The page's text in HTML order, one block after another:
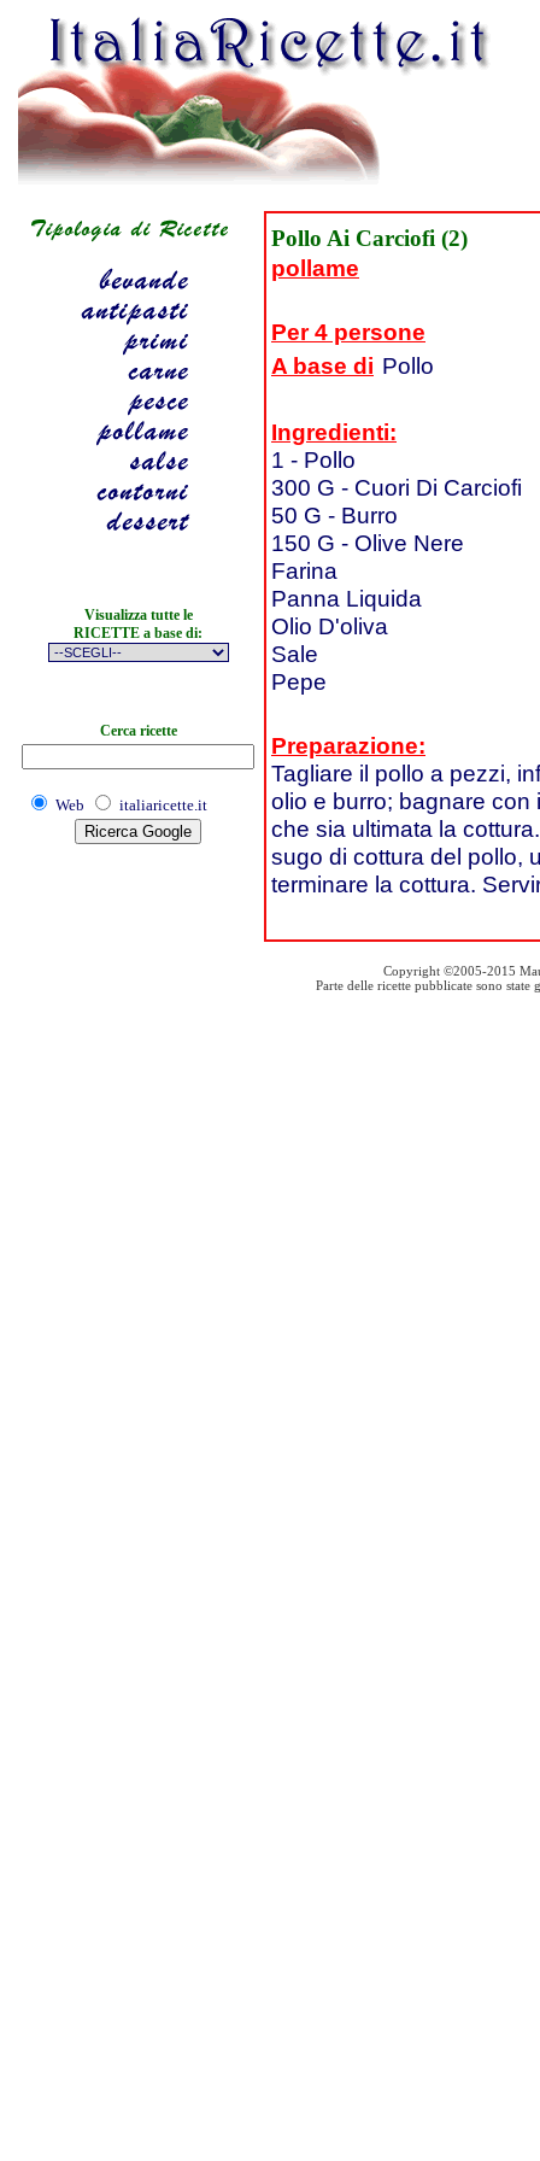
Visualizza tutte le
RICETTE a base di:
Cerca ricette
Web italiaricette.it
Pollo Ai Carciofi (2)
pollame
Per 4 persone
A base di Pollo
Ingredienti:
1 - Pollo
300 G - Cuori Di Carciofi
50 G - Burro
150 G - Olive Nere
Farina
Panna Liquida
Olio D'oliva
Sale
Pepe
Preparazione:
Tagliare il pollo a pezzi,
olio e burro; bagnare
che sia ultimata la
sugo di cottura del pollo,
terminare la cottura.
Copyright ©2005-2015
Parte delle ricette pubblicate sono state